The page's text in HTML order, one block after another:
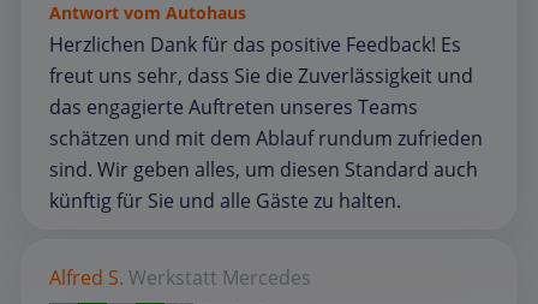
Antwort vom Autohaus
Herzlichen Dank für das positive Feedback! Es
freut uns sehr, dass Sie die Zuverlässigkeit und
das engagierte Auftreten unseres Teams
schätzen und mit dem Ablauf rundum zufrieden
sind. Wir geben alles, um diesen Standard auch
künftig für Sie und alle Gäste zu halten.
Alfred S. Werkstatt Mercedes